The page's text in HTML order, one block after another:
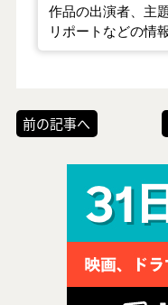
作品の出演者、主
リポートなどの情
前の記事へ